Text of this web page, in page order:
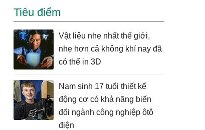
Tiêu điểm
Vật liệu nhẹ nhất thế giới,
nhẹ hơn cả không khí nay đã
có thể in 3D
Nam sinh 17 tuổi thiết kế
động cơ có khả năng biến
đổi ngành công nghiệp ôtô
điện